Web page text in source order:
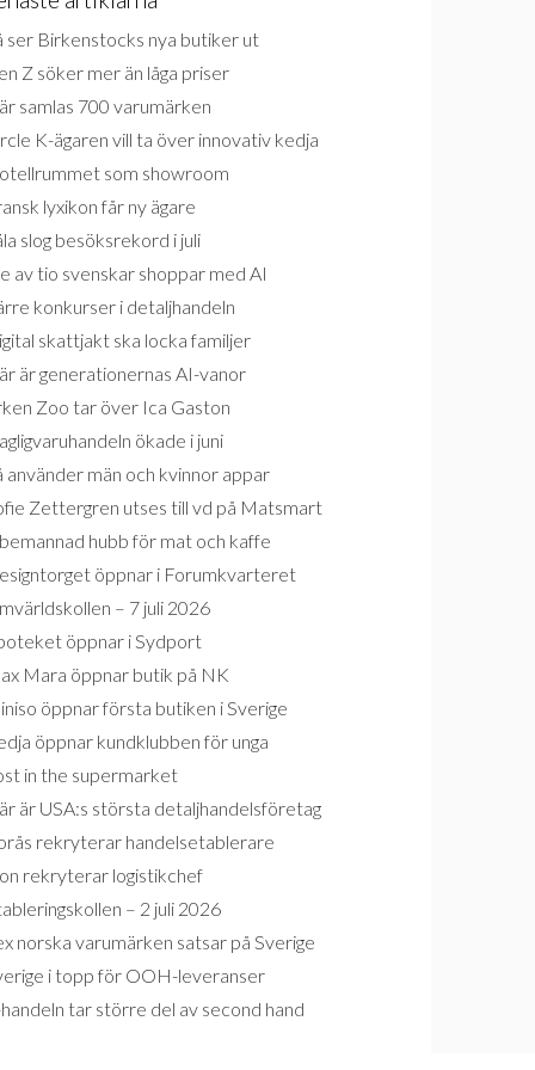
ser Birkenstocks nya butiker ut
Z söker mer än låga priser
samlas 700 varumärken
K-ägaren vill ta över innovativ kedja
som showroom
lyxikon får ny ägare
slog besöksrekord i juli
av tio svenskar shoppar med AI
konkurser i detaljhandeln
skattjakt ska locka familjer
är generationernas AI-vanor
Zoo tar över Ica Gaston
ökade i juni
använder män och kvinnor appar
Zettergren utses till vd på Matsmart
hubb för mat och kaffe
öppnar i Forumkvarteret
– 7 juli 2026
öppnar i Sydport
Mara öppnar butik på NK
öppnar första butiken i Sverige
öppnar kundklubben för unga
in the supermarket
är USA:s största detaljhandelsföretag
rekryterar handelsetablerare
rekryterar logistikchef
– 2 juli 2026
norska varumärken satsar på Sverige
i topp för OOH-leveranser
tar större del av second hand